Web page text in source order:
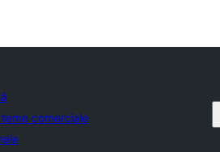
comerciale